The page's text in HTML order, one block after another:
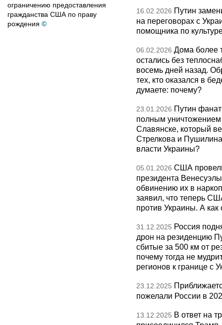
ограничению предоставления
гражданства США по праву
рождения ©
16.02.2026 Путин
на переговорах с
помощника по
06.02.2026 Дома более
остались без
восемь дней назад.
тех, кто оказался в
думаете: почему?
23.01.2026 Путин
полным уничтожением
Славянске, который
Стрелкова и Пушилина
власти Украины?
05.01.2026 США
президента
обвинению их в
заявил, что теперь
против Украины. А как
31.12.2025 Россия
дрон на резиденцию
сбитые за 500 км от
почему тогда не
регионов к границе с
23.12.2025
пожелали России в
13.12.2025 В ответ на